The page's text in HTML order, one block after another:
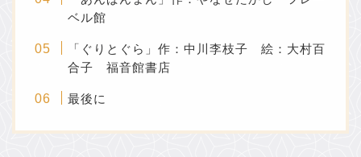
ベル館
「ぐりとぐら」作：中川李枝子 絵：大村百
合子 福音館書店
最後に